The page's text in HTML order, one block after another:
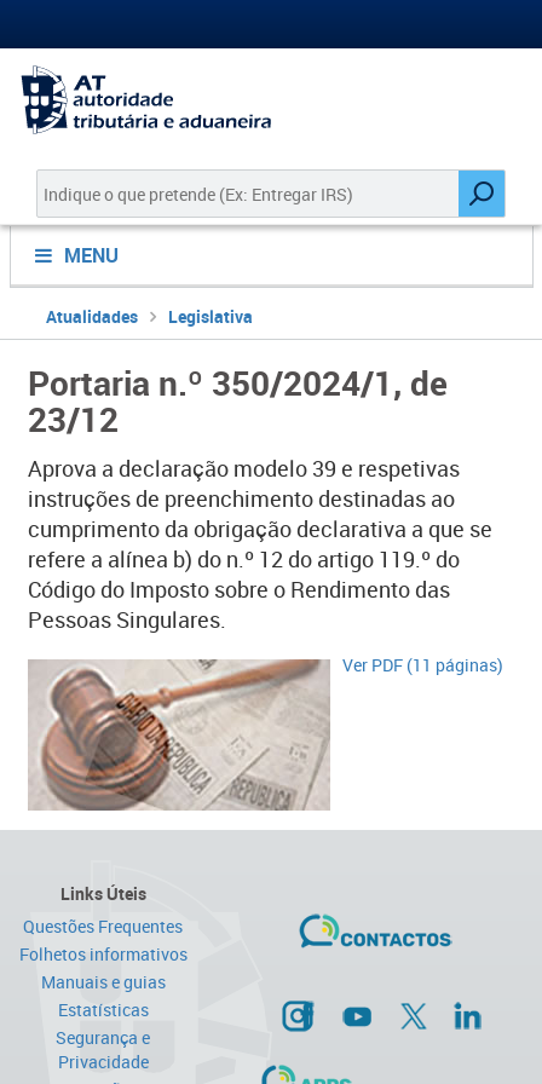
MENU
Atualidades Legislativa
Portaria n.º 350/2024/1, de
23/12
Aprova a declaração modelo 39 e respetivas
instruções de preenchimento destinadas ao
cumprimento da obrigação declarativa a que se
refere a alínea b) do n.º 12 do artigo 119.º do
Código do Imposto sobre o Rendimento das
Pessoas Singulares.
Ver PDF (11 páginas)
Links Úteis
Questões Frequentes
Folhetos informativos
Manuais e guias
Estatísticas
Segurança e
Privacidade